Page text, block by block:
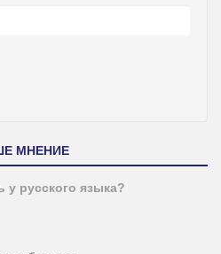
МНЕНИЕ
у русского языка?